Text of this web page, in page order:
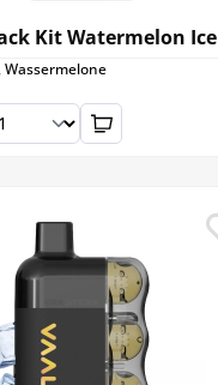
Kit Watermelon Ice